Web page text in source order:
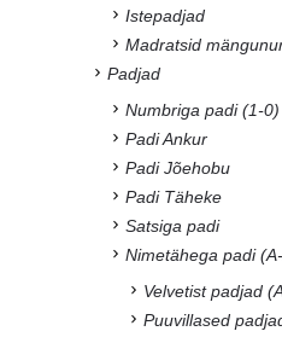
Istepadjad
Madratsid
Padjad
Numbriga padi (1-0)
Padi Ankur
Padi Jõehobu
Padi Täheke
Satsiga padi
Nimetähega padi
Velvetist padjad
Puuvillased